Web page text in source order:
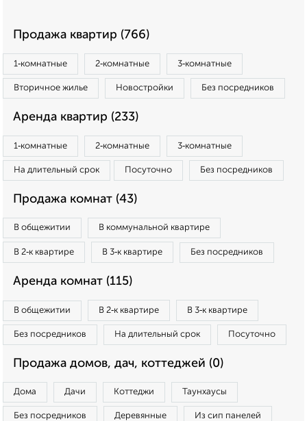
Продажа квартир (766)
1‑комнатные 2‑комнатные 3‑комнатные
Вторичное жилье Новостройки Без посредников
Аренда квартир (233)
1‑комнатные 2‑комнатные 3‑комнатные
На длительный срок Посуточно Без посредников
Продажа комнат (43)
В общежитии В коммунальной квартире
В 2‑к квартире В 3‑к квартире Без посредников
Аренда комнат (115)
В общежитии В 2‑к квартире В 3‑к квартире
Без посредников На длительный срок Посуточно
Продажа домов, дач, коттеджей (0)
Дома Дачи Коттеджи Таунхаусы
Без посредников Деревянные Из сип панелей